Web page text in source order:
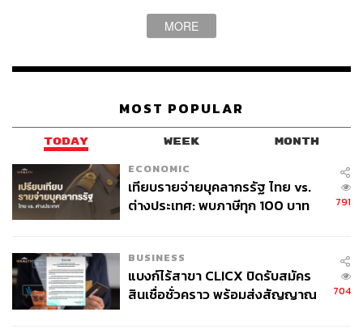
MORE
MOST POPULAR
TODAY WEEK MONTH
ECONOMIC
เทียบรายจ่ายบุคลากรรัฐ ไทย vs.
ต่างประเทศ: พบภาษีทุก 100 บาท
791
BUSINESS
แบงก์ไร้สาขา CLICX ปิดรับสมัคร
สินเชื่อชั่วคราว พร้อมส่งสัญญาณ
704